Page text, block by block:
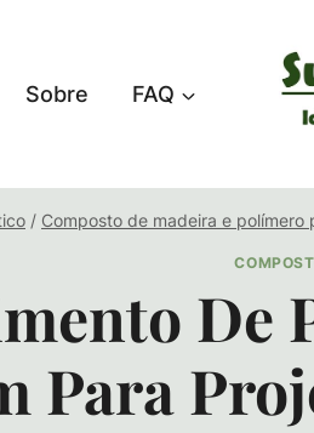
Sobre FAQ
/ Composto de madeira e polímero
De
Para